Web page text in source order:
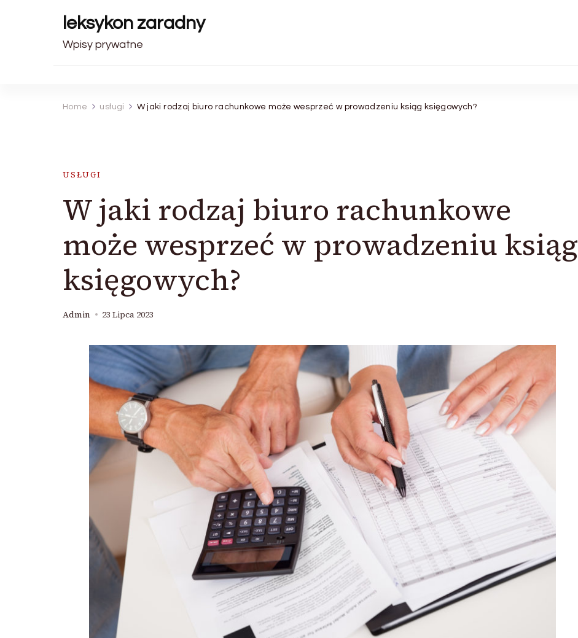
leksykon zaradny
Wpisy prywatne
Home usługi W jaki rodzaj biuro rachunkowe może wesprzeć w prowadzeniu ksiąg księgowych?
USŁUGI
W jaki rodzaj biuro rachunkowe
może wesprzeć w prowadzeniu ksiąg
księgowych?
Admin 23 Lipca 2023